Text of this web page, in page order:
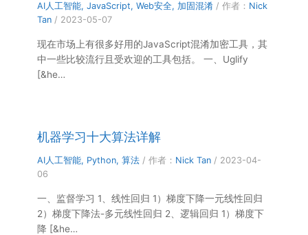
AI人工智能,JavaScript,Web安全, 加固混淆 / 作者： Nick
Tan / 2023-05-07
现在市场上有很多好用的JavaScript混淆加密工具，其
中一些比较流行且受欢迎的工具包括。 一、Uglify
[&he…
机器学习十大算法详解
AI人工智能, Python,算法 / 作者： Nick Tan / 2023-04-
06
一、监督学习 1、线性回归 1）梯度下降一元线性回归
2）梯度下降法-多元线性回归 2、逻辑回归 1）梯度下
降 [&he…